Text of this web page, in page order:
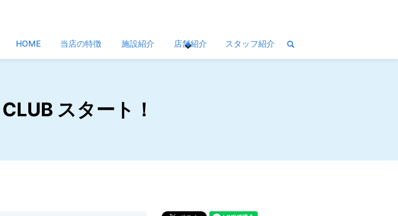
HOME 当店の特徴 施設紹介 店舗紹介 スタッフ紹介
スタート！